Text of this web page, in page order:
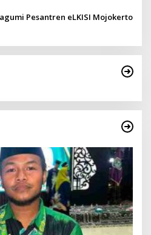
Pesantren eLKISI Mojokerto